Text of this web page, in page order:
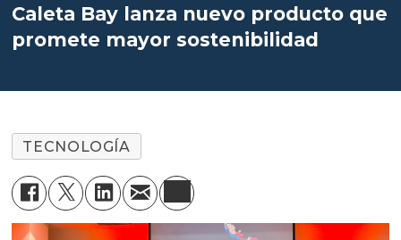
Caleta Bay lanza nuevo producto que
promete mayor sostenibilidad
TECNOLOGÍA